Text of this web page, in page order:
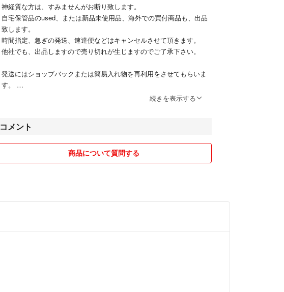
神経質な方は、すみませんがお断り致します。
自宅保管品のused、または新品未使用品、海外での買付商品も、出品
致します。
時間指定、急ぎの発送、速達便などはキャンセルさせて頂きます。
他社でも、出品しますので売り切れが生じますのでご了承下さい。
発送にはショップバックまたは簡易入れ物を再利用をさせてもらいま
す。
落札後は、ノークレームノーリターンでお願い致します。誠実なお取
続きを表示する
コメント
商品について質問する